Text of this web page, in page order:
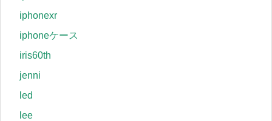
iphonexr
iphoneケース
iris60th
jenni
led
lee